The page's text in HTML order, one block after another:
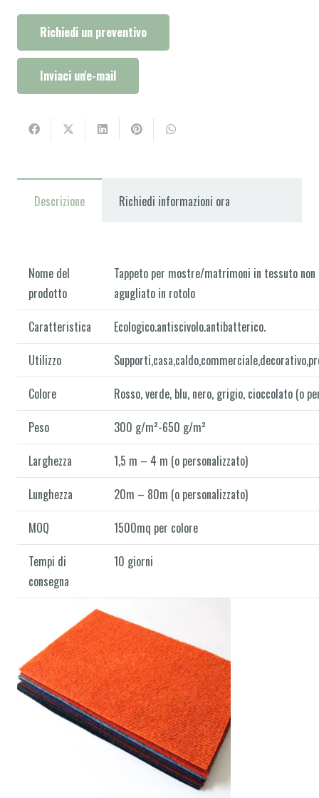
Richiedi un preventivo
Inviaci un'e-mail
Descrizione Richiedi informazioni ora
Nome del
prodotto
Tappeto per mostre/matrimoni in tessuto
agugliato in rotolo
Caratteristica
Ecologico.antiscivolo.antibatterico.
Utilizzo
Colore
Rosso, verde, blu, nero, grigio, cioccolato (o
Peso
300 g/m²-650 g/m²
Larghezza
1,5 m – 4 m (o personalizzato)
Lunghezza
20m – 80m (o personalizzato)
MOQ
1500mq per colore
Tempi di
consegna
10 giorni